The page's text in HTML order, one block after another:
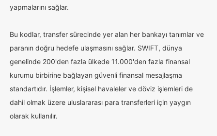
yapmalarını sağlar.
Bu kodlar, transfer sürecinde yer alan her bankayı tanımlar ve
paranın doğru hedefe ulaşmasını sağlar. SWIFT, dünya
genelinde 200'den fazla ülkede 11.000'den fazla finansal
kurumu birbirine bağlayan güvenli finansal mesajlaşma
standartıdır. İşlemler, kişisel havaleler ve döviz işlemleri de
dahil olmak üzere uluslararası para transferleri için yaygın
olarak kullanılır.